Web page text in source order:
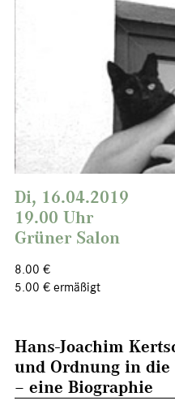
Di, 16.04.2019
19.00 Uhr
Grüner Salon
8.00 €
5.00 € ermäßigt
Hans-Joachim
und Ordnung in
– eine Biographie